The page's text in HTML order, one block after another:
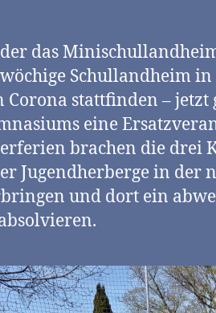
das
Schullandheim
Corona stattfinden – jetzt
eine
brachen die drei
Jugendherberge in der
und dort ein